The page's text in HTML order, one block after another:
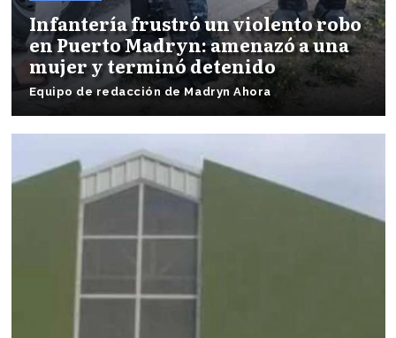
Infantería frustró un violento robo
en Puerto Madryn: amenazó a una
mujer y terminó detenido
Equipo de redacción de Madryn Ahora